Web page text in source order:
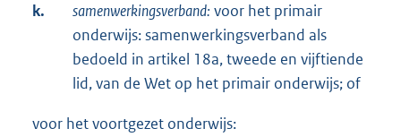
k. samenwerkingsverband: voor het primair
onderwijs: samenwerkingsverband als
bedoeld in artikel 18a, tweede en vijftiende
lid, van de Wet op het primair onderwijs; of
voor het voortgezet onderwijs: